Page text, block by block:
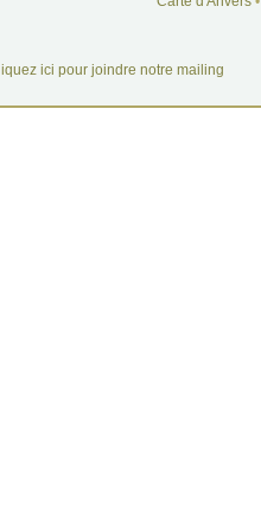
ici pour joindre notre mailing